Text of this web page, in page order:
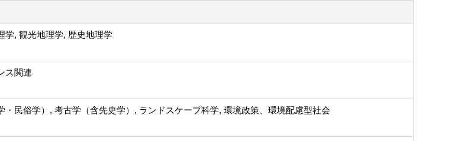
学, 観光地理学, 歴史地理学
ス関連
・民俗学）, 考古学（含先史学）, ランドスケープ科学, 環境政策、環境配慮型社会